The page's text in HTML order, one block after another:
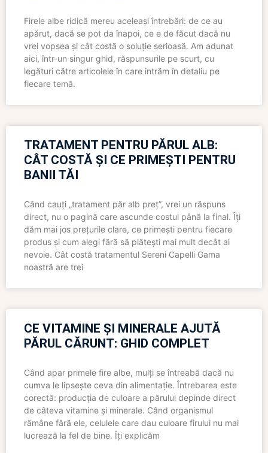
Firele albe ridică mereu aceleași întrebări: de ce au
apărut, dacă se pot da înapoi, ce e de făcut dacă nu
vrei vopsea și cât costă o soluție serioasă. Am adunat
aici, într-un singur ghid, răspunsurile pe scurt, cu
legături către articolele în care intrăm în detaliu pe
fiecare temă.
TRATAMENT PENTRU PĂRUL ALB:
CÂT COSTĂ ȘI CE PRIMEȘTI PENTRU
BANII TĂI
Când cauți „tratament păr alb preț”, vrei un răspuns
direct, nu o pagină care ascunde costul până la final. Îți
dăm mai jos prețurile clare, ce primești pentru fiecare
produs și cum alegi fără să plătești mai mult decât ai
nevoie. Cât costă tratamentul Sereni Capelli Gama
noastră are trei
CE VITAMINE ȘI MINERALE AJUTĂ
PĂRUL CĂRUNT: GHID COMPLET
Când apar primele fire albe, mulți se întreabă dacă nu
cumva le lipsește ceva din alimentație. Întrebarea este
corectă: producția de culoare a părului depinde direct
de câteva vitamine și minerale. Când organismul
rămâne fără ele, celulele care dau culoare firului nu mai
lucrează la fel de bine. Îți explicăm